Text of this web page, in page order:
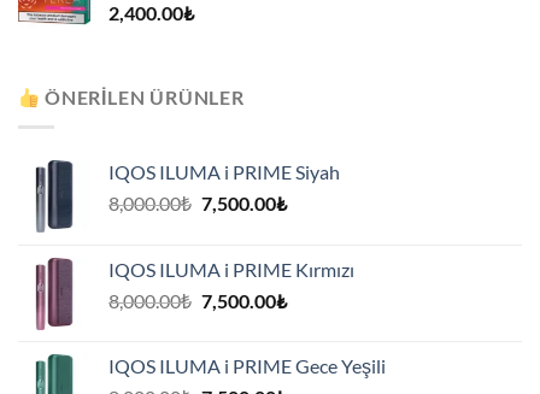
2,400.00₺
ÖNERILEN ÜRÜNLER
IQOS ILUMA i PRIME Siyah
8,000.00₺ Orijinal
7,500.00₺Şu
7,500.00₺.
IQOS ILUMA i PRIME Kırmızı
8,000.00₺ Orijinal
7,500.00₺Şu
7,500.00₺.
IQOS ILUMA i PRIME Gece Yeşili